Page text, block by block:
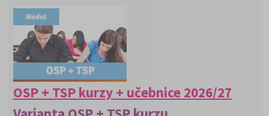
OSP + TSP kurzy + učebnice 2026/27